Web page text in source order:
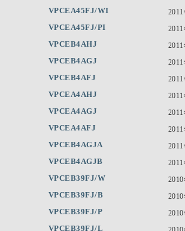
VPCEA45FJ/WI
VPCEA45FJ/PI
VPCEB4AHJ
VPCEB4AGJ
VPCEB4AFJ
VPCEA4AHJ
VPCEA4AGJ
VPCEA4AFJ
VPCEB4AGJA
VPCEB4AGJB
VPCEB39FJ/W
VPCEB39FJ/B
VPCEB39FJ/P
VPCEB39FJ/L